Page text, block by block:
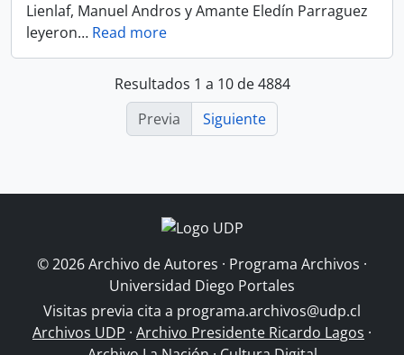
Lienlaf, Manuel Andros y Amante Eledín Parraguez
leyeron… Read more
Resultados 1 a 10 de 4884
Previa
Siguiente
© 2026 Archivo de Autores · Programa Archivos ·
Universidad Diego Portales
Visitas previa cita a programa.archivos@udp.cl
Archivos UDP · Archivo Presidente Ricardo Lagos ·